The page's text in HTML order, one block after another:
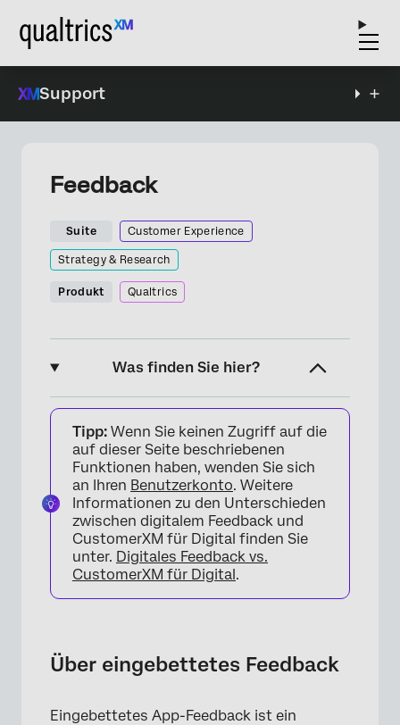
Support
Feedback
Suite Customer Experience
Strategy & Research
Produkt Qualtrics
Was finden Sie hier?
Über eingebettetes Feedback
Erstellen von Feedback für eingebettete
Anwendungen
Inhalt anpassen
Design
Eingebettete Umfragen
FAQs
Tipp: Wenn Sie keinen Zugriff auf die
auf dieser Seite beschriebenen
Funktionen haben, wenden Sie sich
an Ihren Benutzerkonto. Weitere
Informationen zu den Unterschieden
zwischen digitalem Feedback und
CustomerXM für Digital finden Sie
unter. Digitales Feedback vs.
CustomerXM für Digital.
Über eingebettetes Feedback
Eingebettetes App-Feedback ist ein